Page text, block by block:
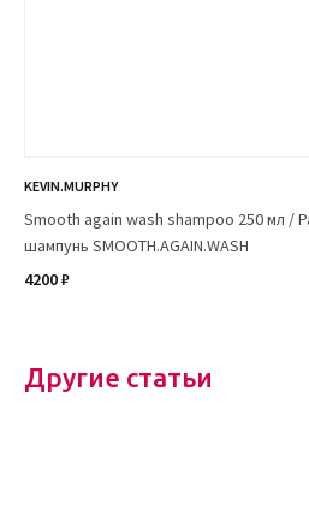
KEVIN.MURPHY
Smooth again wash shampoo 250 мл /
шампунь SMOOTH.AGAIN.WASH
4200 ₽
Другие статьи